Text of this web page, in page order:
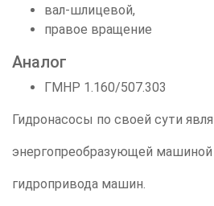
вал-шлицевой,
правое вращение
Aналог
ГМНР 1.160/507.303
Гидронасосы по своей сути
энергопреобразующей
гидропривода машин.